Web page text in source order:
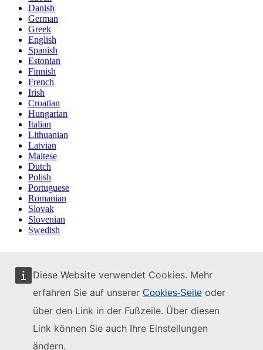
Diese Website verwendet Cookies. Mehr
erfahren Sie auf unserer Cookies-Seite oder
über den Link in der Fußzeile. Über diesen
Link können Sie auch Ihre Einstellungen
ändern.
Danish
German
Greek
English
Spanish
Estonian
Finnish
French
Irish
Croatian
Hungarian
Italian
Lithuanian
Latvian
Maltese
Dutch
Polish
Portuguese
Romanian
Slovak
Slovenian
Swedish